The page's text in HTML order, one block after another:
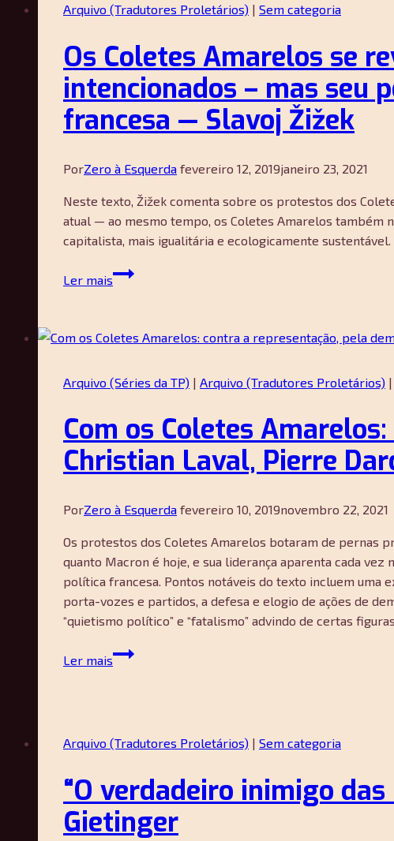
Enzo
Arquivo (Tradutores Proletários) | Sem categoria
Os Coletes Amarelos se
intencionados – mas seu
francesa — Slavoj Žižek
PorZero à Esquerda fevereiro 12, 2019janeiro 23, 2021
Neste texto, Žižek comenta sobre os protestos dos
atual — ao mesmo tempo, os Coletes Amarelos também
capitalista, mais igualitária e ecologicamente sustentável.
Ler mais
Os
Coletes
se
o
são
bem
intencionados
mas
populismo
de
esquerda
não
mudará
política
Žižek
Arquivo (Séries da TP) | Arquivo (Tradutores Proletários) |
Com os Coletes
Christian Laval, Pierre
PorZero à Esquerda fevereiro 10, 2019novembro 22, 2021
Os protestos dos Coletes Amarelos botaram de pernas
quanto Macron é hoje, e sua liderança aparenta cada
política francesa. Pontos notáveis do texto incluem uma
porta-vozes e partidos, a defesa e elogio de ações de
“quietismo político” e “fatalismo” advindo de certas
Ler mais
Com
a
pela
democracia
—
Arquivo (Tradutores Proletários) | Sem categoria
“O verdadeiro inimigo
Gietinger